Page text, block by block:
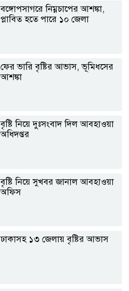
বঙ্গোপসাগরে নিম্নচাপের আশঙ্কা,
প্লাবিত হতে পারে ১০ জেলা
ফের ভারি বৃষ্টির আভাস, ভূমিধসের
আশঙ্কা
বৃষ্টি নিয়ে দুঃসংবাদ দিল আবহাওয়া
অধিদপ্তর
বৃষ্টি নিয়ে সুখবর জানাল আবহাওয়া
অফিস
ঢাকাসহ ১৩ জেলায় বৃষ্টির আভাস